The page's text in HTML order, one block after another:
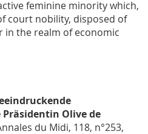
feminine minority which,
court nobility, disposed of
the realm of economic
Olive de
du Midi, 118, n°253,